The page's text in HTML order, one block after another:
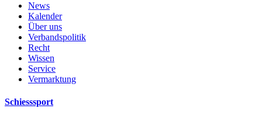
News
Kalender
Über uns
Verbandspolitik
Recht
Wissen
Service
Vermarktung
Schiesssport